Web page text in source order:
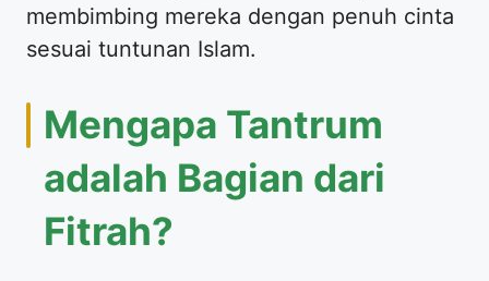
membimbing mereka dengan penuh cinta
sesuai tuntunan Islam.
​Mengapa Tantrum
adalah Bagian dari
Fitrah?